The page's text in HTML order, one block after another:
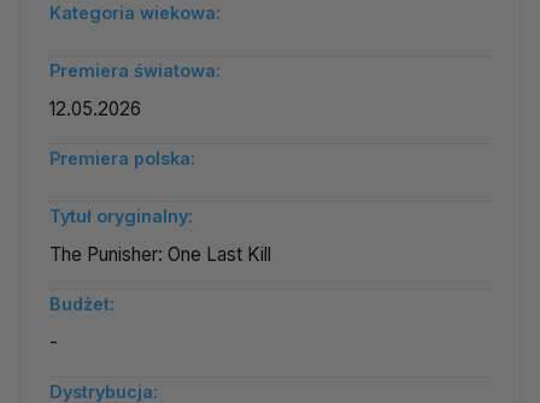
Kategoria wiekowa:
Premiera światowa:
12.05.2026
Premiera polska:
Tytuł oryginalny:
The Punisher: One Last Kill
Budżet:
-
Dystrybucja: